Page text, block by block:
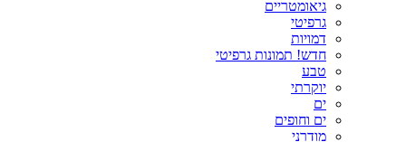
גיאומטריים
גרפיטי
דמויות
חדש! תמונות גרפיטי
טבע
יוקרתי
ים
ים וחופים
מודרני